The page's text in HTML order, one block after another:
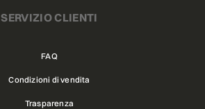
SERVIZIO CLIENTI
FAQ
Condizioni di vendita
Trasparenza